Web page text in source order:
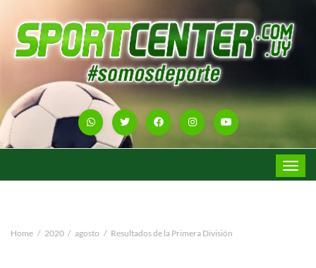
Toggle
Home 2020 agosto Resultados de la Primera División